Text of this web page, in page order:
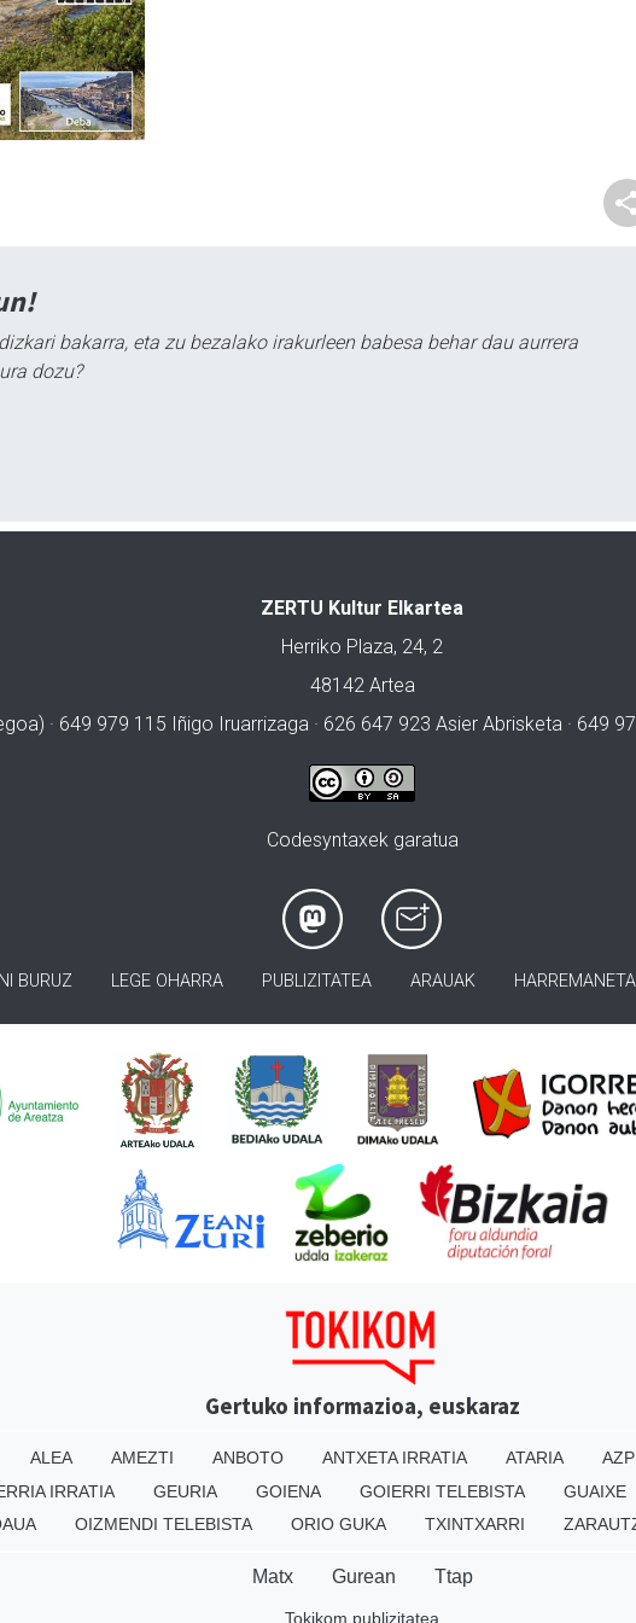
bakarra, eta zu bezalako irakurleen babesa behar dau aurrera
dozu?
ZERTU Kultur Elkartea
Herriko Plaza, 24, 2
48142 Artea
· 649 979 115 Iñigo Iruarrizaga · 626 647 923 Asier Abrisketa · 649
Codesyntaxek garatua
BURUZ LEGE OHARRA PUBLIZITATEA ARAUAK
Gertuko informazioa, euskaraz
ALEA AMEZTI ANBOTO ANTXETA IRRATIA ATARIA
IRRATIA GEURIA GOIENA GOIERRI TELEBISTA GUAIXE
OIZMENDI TELEBISTA ORIO GUKA TXINTXARRI
Matx Gurean Ttap
Tokikom publizitatea